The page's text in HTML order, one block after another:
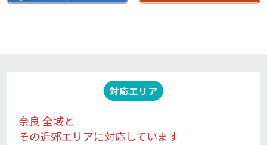
対応エリア
奈良 全域と
その近郊エリアに対応しています